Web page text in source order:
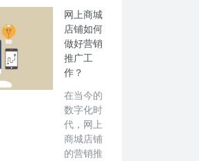
网上商城
店铺如何
做好营销
推广工
作？
在当今的
数字化时
代，网上
商城店铺
的营销推